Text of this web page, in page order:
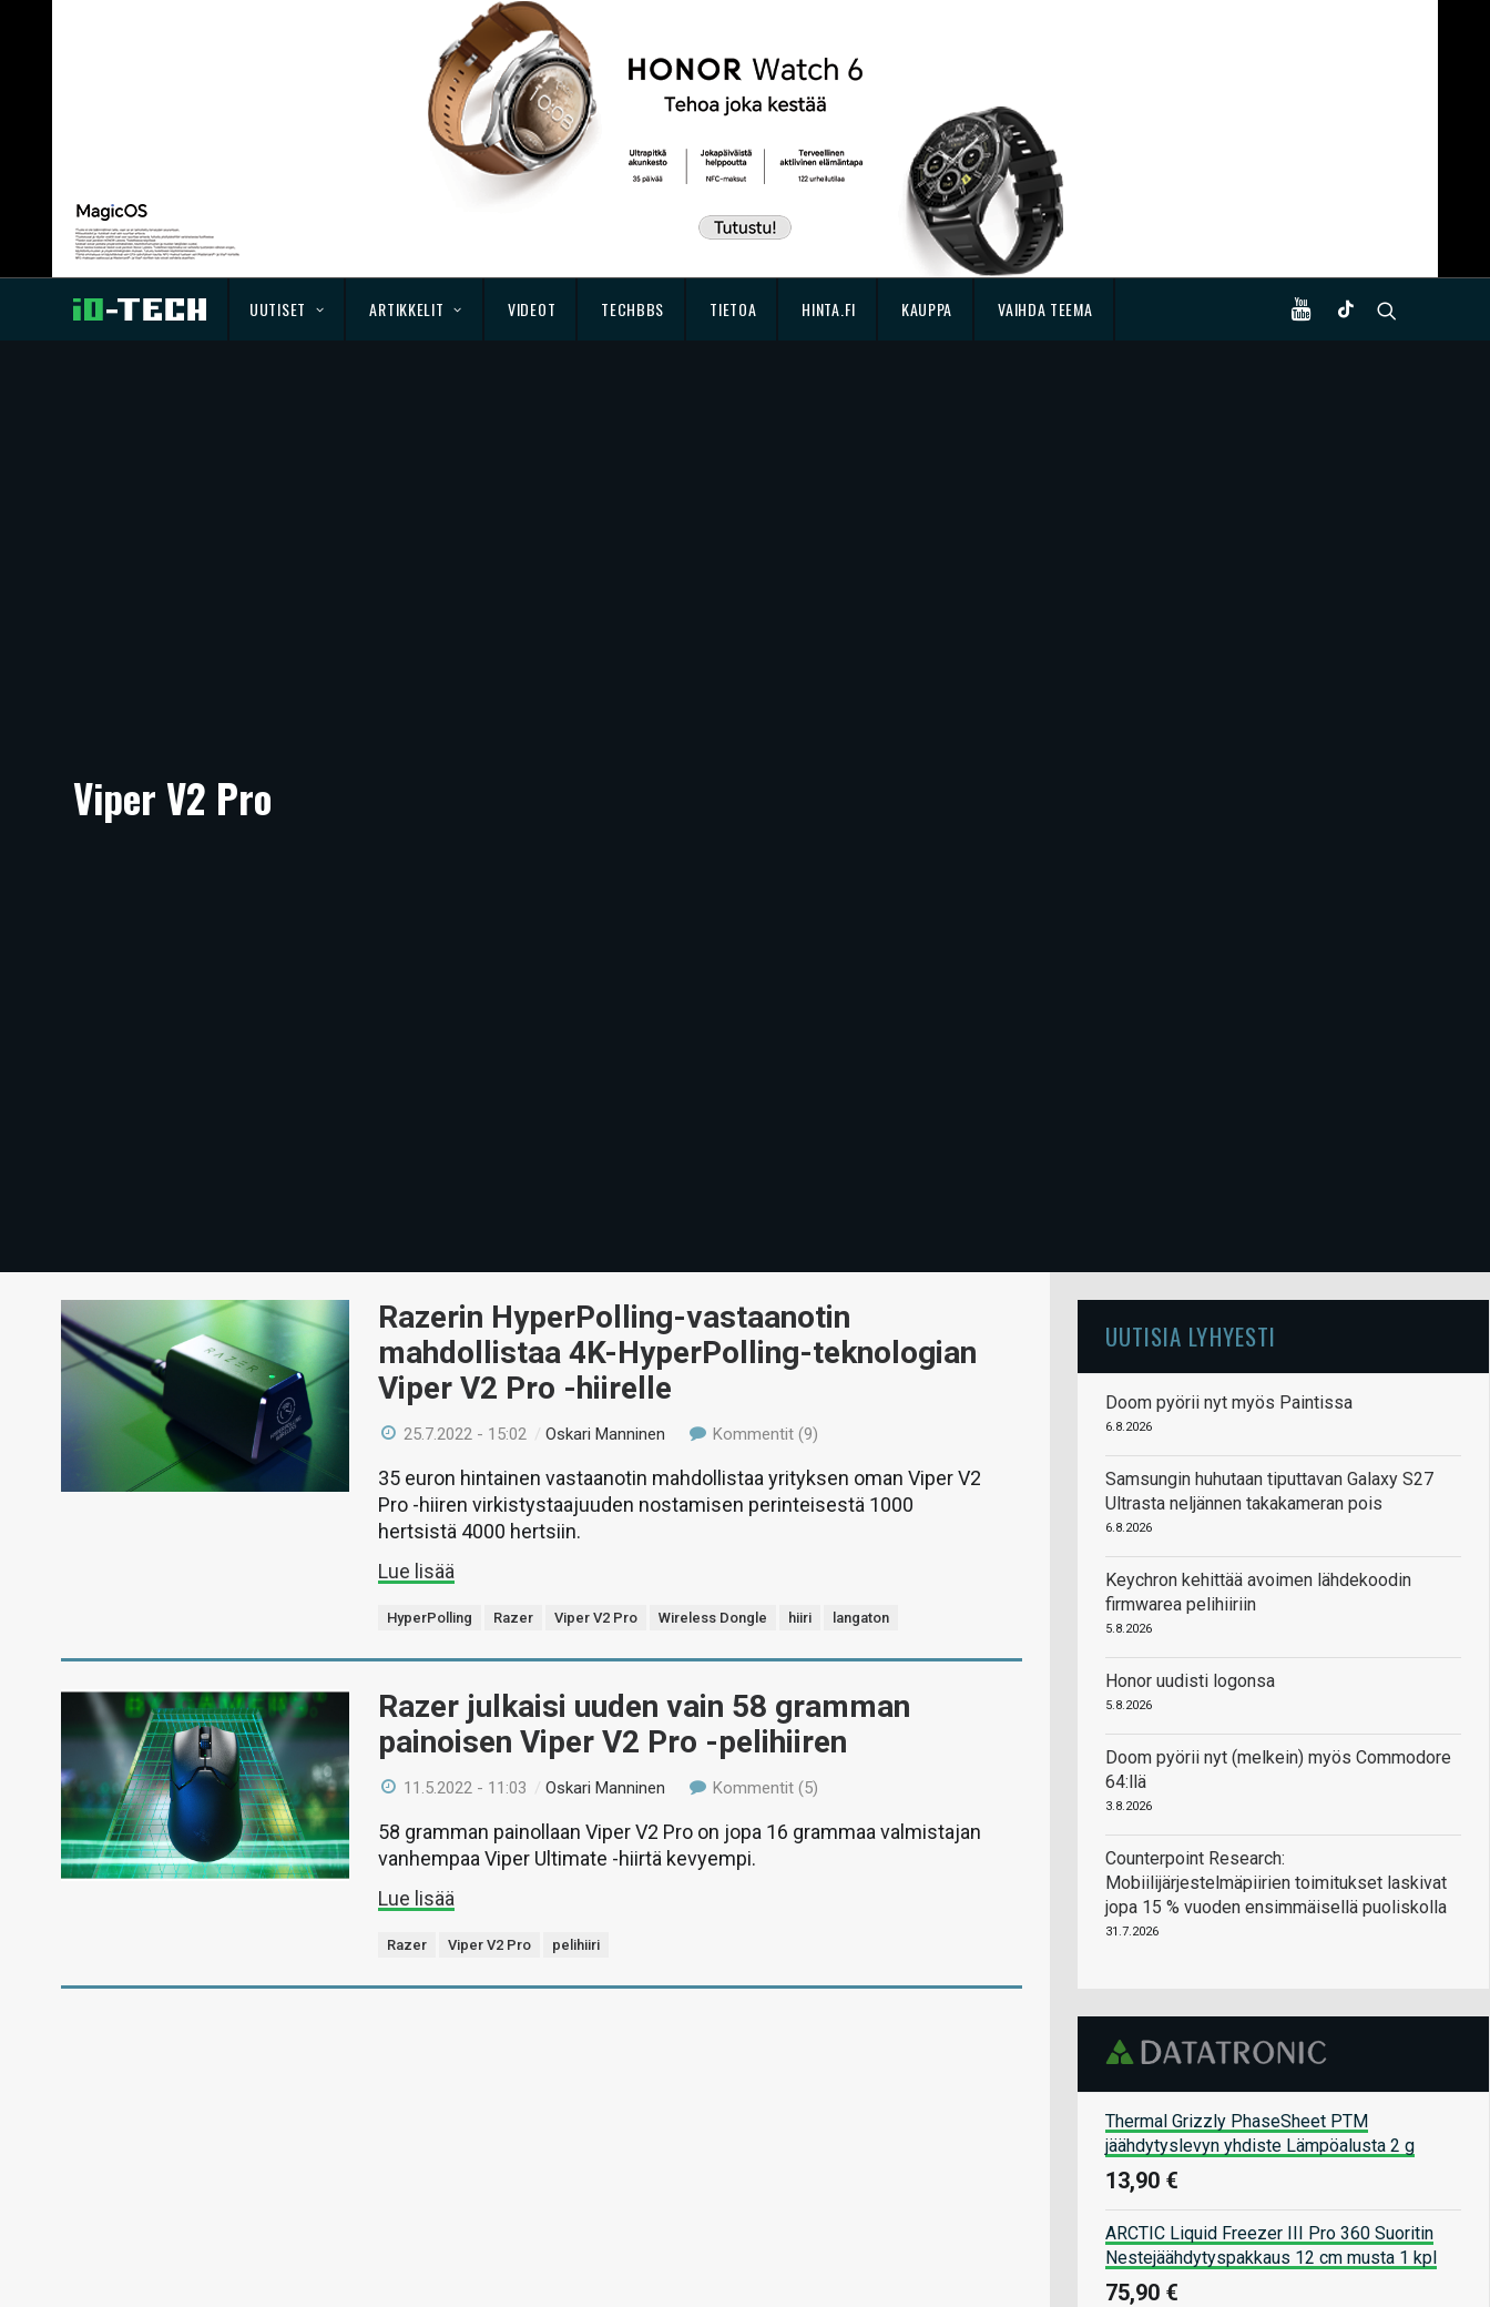
UUTISET ARTIKKELIT VIDEOT TECHBBS TIETOA HINTA.FI KAUPPA VAIHDA TEEMA
Viper V2 Pro
Razerin HyperPolling-vastaanotin
mahdollistaa 4K-HyperPolling-teknologian
Viper V2 Pro -hiirelle
25.7.2022 - 15:02 /Oskari Manninen Kommentit (9)
35 euron hintainen vastaanotin mahdollistaa yrityksen oman Viper V2
Pro -hiiren virkistystaajuuden nostamisen perinteisestä 1000
hertsistä 4000 hertsiin.
Lue lisää
HyperPolling Razer Viper V2 Pro Wireless Dongle hiiri langaton
Razer julkaisi uuden vain 58 gramman
painoisen Viper V2 Pro -pelihiiren
11.5.2022 - 11:03 /Oskari Manninen Kommentit (5)
58 gramman painollaan Viper V2 Pro on jopa 16 grammaa valmistajan
vanhempaa Viper Ultimate -hiirtä kevyempi.
Lue lisää
Razer Viper V2 Pro pelihiiri
UUTISIA LYHYESTI
Doom pyörii nyt myös Paintissa
6.8.2026
Samsungin huhutaan tiputtavan Galaxy S27
Ultrasta neljännen takakameran pois
6.8.2026
Keychron kehittää avoimen lähdekoodin
firmwarea pelihiiriin
5.8.2026
Honor uudisti logonsa
5.8.2026
Doom pyörii nyt (melkein) myös Commodore
64:llä
3.8.2026
Counterpoint Research:
Mobiilijärjestelmäpiirien toimitukset laskivat
jopa 15 % vuoden ensimmäisellä puoliskolla
31.7.2026
Thermal Grizzly PhaseSheet PTM
jäähdytyslevyn yhdiste Lämpöalusta 2 g
13,90 €
ARCTIC Liquid Freezer III Pro 360 Suoritin
Nestejäähdytyspakkaus 12 cm musta 1 kpl
75,90 €